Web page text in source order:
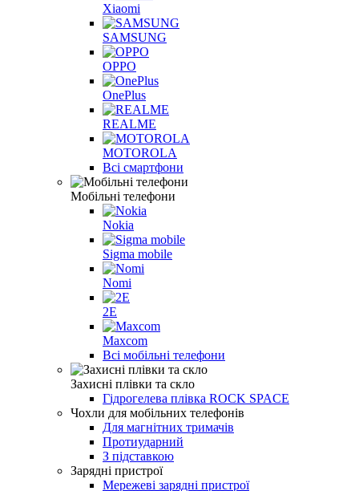
Xiaomi
SAMSUNG
OPPO
OnePlus
REALME
MOTOROLA
Всі смартфони
Мобільні телефони
Nokia
Sigma mobile
Nomi
2E
Maxcom
Всі мобільні телефони
Захисні плівки та скло
Гідрогелева плівка ROCK SPACE
Чохли для мобільних телефонів
Для магнітних тримачів
Протиударний
З підставкою
Зарядні пристрої
Мережеві зарядні пристрої